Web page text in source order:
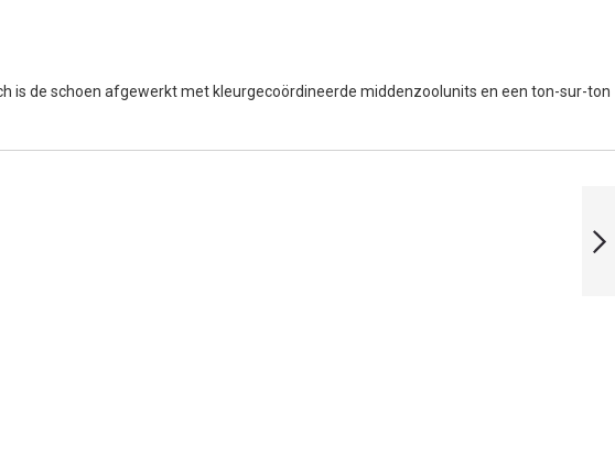
SQUASHSCHOENEN
de schoen afgewerkt met kleurgecoördineerde middenzoolunits en een ton-sur-ton